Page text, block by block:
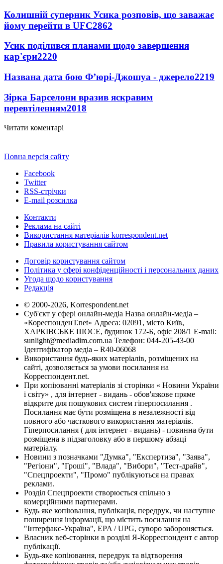
Колишній суперник Усика розповів, що заважає
йому перейти в UFC2862
Усик поділився планами щодо завершення
кар'єри2220
Названа дата бою Ф’юрі-Джошуа - джерело2219
Зірка Барселони вразив яскравим
перевтіленням2018
Читати коментарі
Повна версія сайту
Facebook
Twitter
RSS-стрічки
E-mail розсилка
Контакти
Реклама на сайті
Використання матеріалів korrespondent.net
Правила користування сайтом
Договір користування сайтом
Політика у сфері конфіденційності і персональних даних
Угода щодо користування
Редакція
© 2000-2026, Korrespondent.net
Суб'єкт у сфері онлайн-медіа Назва онлайн-медіа –
«КореспонденТ.net» Адреса: 02091, місто Київ,
ХАРКІВСЬКЕ ШОСЕ, будинок 172-Б, офіс 208/1 E-mail:
sunlight@mediadim.com.ua Телефон: 044-205-43-00
Ідентифікатор медіа – R40-06068
Використання будь-яких матеріалів, розміщених на
сайті, дозволяється за умови посилання на
Корреспондент.net.
При копіюванні матеріалів зі сторінки « Новини України
і світу» , для інтернет - видань - обов'язкове пряме
відкрите для пошукових систем гіперпосилання .
Посилання має бути розміщена в незалежності від
повного або часткового використання матеріалів.
Гіперпосилання ( для інтернет - видань) - повинна бути
розміщена в підзаголовку або в першому абзаці
матеріалу.
Новини з позначками "Думка", "Експертиза", "Заява",
"Регіони", "Гроші", "Влада", "Вибори", "Тест-драйв",
"Спецпроекти", "Промо" публікуються на правах
реклами.
Розділ Спецпроекти створюється спільно з
комерційними партнерами.
Будь яке копіювання, публікація, передрук, чи наступне
поширення інформації, що містить посилання на
"Інтерфакс-Україна", EPA / UPG, суворо забороняється.
Власник веб-сторінки в розділі Я-Корреспондент є автор
публікації.
Будь-яке копіювання, передрук та відтворення